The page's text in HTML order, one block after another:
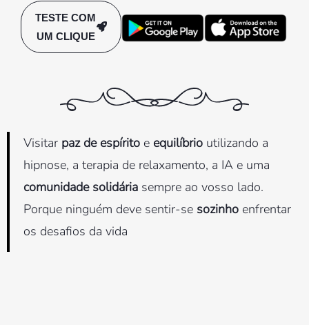
TESTE COM
UM CLIQUE
Visitar paz de espírito e equilíbrio utilizando a
hipnose, a terapia de relaxamento, a IA e uma
comunidade solidária sempre ao vosso lado.
Porque ninguém deve sentir-se sozinho enfrentar
os desafios da vida